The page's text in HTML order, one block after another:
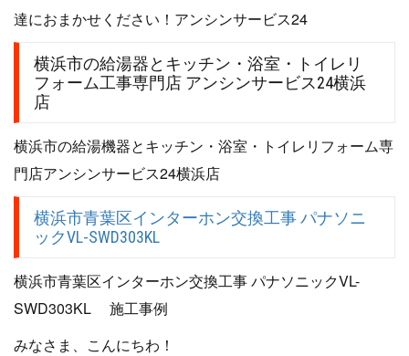
横浜市の給湯器とキッチン・浴室・トイレリ
フォーム工事専門店 アンシンサービス24横浜
店
横浜市の給湯機器とキッチン・浴室・トイレリフォーム専
門店アンシンサービス24横浜店
横浜市青葉区インターホン交換工事 パナソニ
ックVL-SWD303KL
横浜市青葉区インターホン交換工事 パナソニックVL-
SWD303KL 施工事例
みなさま、こんにちわ！